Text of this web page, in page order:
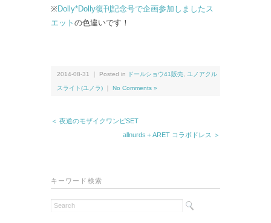
※Dolly*Dolly復刊記念号で企画参加しましたス
エット の色違いです！
2014-08-31 ｜ Posted in ドールショウ41販売 ユノアクル
スライト(ユノラ) No Comments »
＜ 夜道のモザイクワンピSET
allnurds＋ARET コラボドレス ＞
キーワード検索